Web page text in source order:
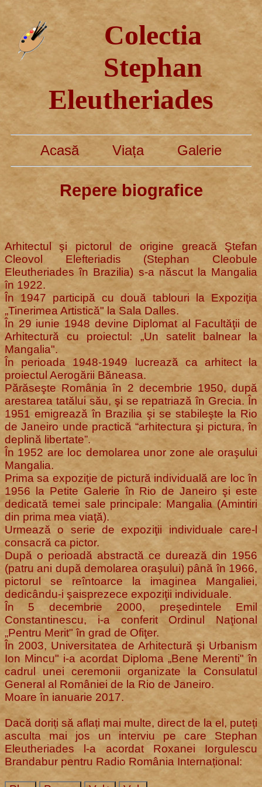
Colectia
Stephan
Eleutheriades
Acasă ViațaGalerie
Repere biografice
Arhitectul şi pictorul de origine greacă Ştefan
Cleovol Elefteriadis (Stephan Cleobule
Eleutheriades în Brazilia) s-a născut la Mangalia
în 1922.
În 1947 participă cu două tablouri la Expoziţia
„Tinerimea Artistică" la Sala Dalles.
În 29 iunie 1948 devine Diplomat al Facultăţii de
Arhitectură cu proiectul: „Un satelit balnear la
Mangalia".
În perioada 1948-1949 lucrează ca arhitect la
proiectul Aerogării Băneasa.
Părăseşte România în 2 decembrie 1950, după
arestarea tatălui său, şi se repatriază în Grecia. În
1951 emigrează în Brazilia şi se stabileşte la Rio
de Janeiro unde practică “arhitectura şi pictura, în
deplină libertate”.
În 1952 are loc demolarea unor zone ale oraşului
Mangalia.
Prima sa expoziţie de pictură individuală are loc în
1956 la Petite Galerie în Rio de Janeiro şi este
dedicată temei sale principale: Mangalia (Amintiri
din prima mea viaţă).
Urmează o serie de expoziţii individuale care-l
consacră ca pictor.
După o perioadă abstractă ce durează din 1956
(patru ani după demolarea oraşului) până în 1966,
pictorul se reîntoarce la imaginea Mangaliei,
dedicându-i şaisprezece expoziţii individuale.
În 5 decembrie 2000, preşedintele Emil
Constantinescu, i-a conferit Ordinul Naţional
„Pentru Merit" în grad de Ofiţer.
În 2003, Universitatea de Arhitectură şi Urbanism
Ion Mincu" i-a acordat Diploma „Bene Merenti" în
cadrul unei ceremonii organizate la Consulatul
General al României de la Rio de Janeiro.
Moare în ianuarie 2017.
Dacă doriți să aflați mai multe, direct de la el, puteți
asculta mai jos un interviu pe care Stephan
Eleutheriades l-a acordat Roxanei Iorgulescu
Brandabur pentru Radio România Internațional: